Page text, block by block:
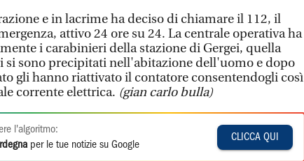
e in lacrime ha deciso di chiamare il 112, il
attivo 24 ore su 24. La centrale operativa ha
i carabinieri della stazione di Gergei, quella
sono precipitati nell'abitazione dell'uomo e dopo
gli hanno riattivato il contatore consentendogli così
corrente elettrica. (gian carlo bulla)
l'algoritmo:
per le tue notizie su Google
CLICCA QUI